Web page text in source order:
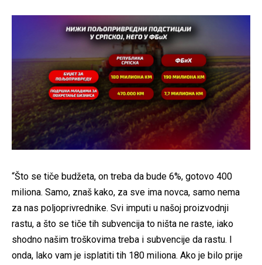
“Što se tiče budžeta, on treba da bude 6%, gotovo 400
miliona. Samo, znaš kako, za sve ima novca, samo nema
za nas poljoprivrednike. Svi imputi u našoj proizvodnji
rastu, a što se tiče tih subvencija to ništa ne raste, iako
shodno našim troškovima treba i subvencije da rastu. I
onda, lako vam je isplatiti tih 180 miliona. Ako je bilo prije